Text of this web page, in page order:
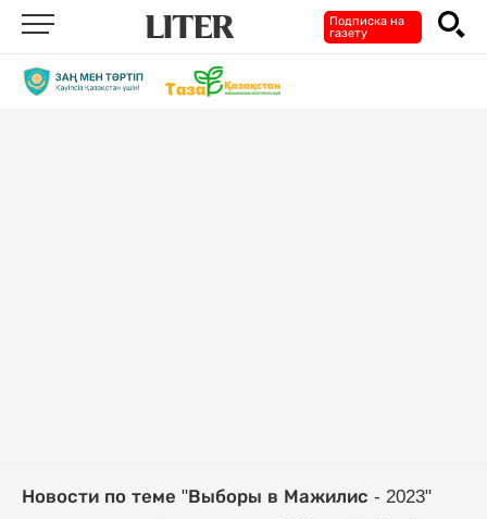
Подписка на
газету
Новости по теме "Выборы в Мажилис - 2023"